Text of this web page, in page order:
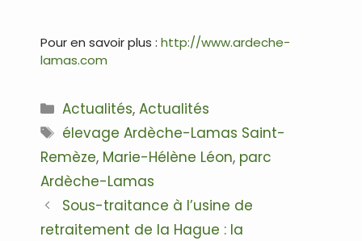
Pour en savoir plus : http://www.ardeche-
lamas.com
Catégories
Actualités,Actualités
Étiquettes
élevage Ardèche-Lamas Saint-
Remèze, Marie-Hélène Léon, parc
Ardèche-Lamas
Navigation
des
Sous-traitance à l’usine de
retraitement de la Hague : la